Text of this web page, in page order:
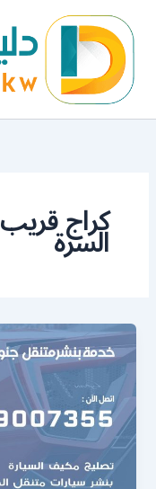
المحتوى
كراج
السرة